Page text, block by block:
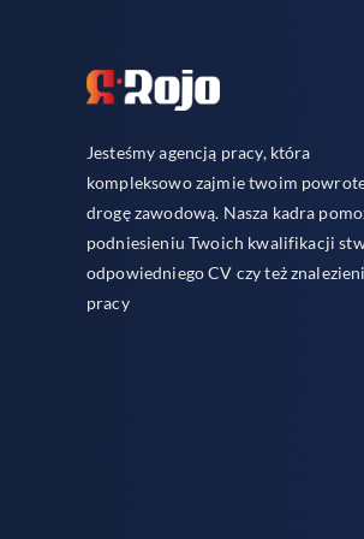
Jesteśmy agencją pracy, która
kompleksowo zajmie twoim
drogę zawodową. Nasza kadra
podniesieniu Twoich kwalifikacji
odpowiedniego CV czy też
pracy